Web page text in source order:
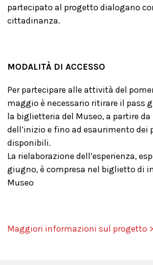
partecipato al progetto dialogano
cittadinanza.
MODALITÀ DI ACCESSO
Per partecipare alle attività del
maggio è necessario ritirare il pass
la biglietteria del Museo, a partire da
dell’inizio e fino ad esaurimento dei
disponibili.
La rielaborazione dell’esperienza,
giugno, è compresa nel biglietto di
Museo
Maggiori informazioni sul progetto >